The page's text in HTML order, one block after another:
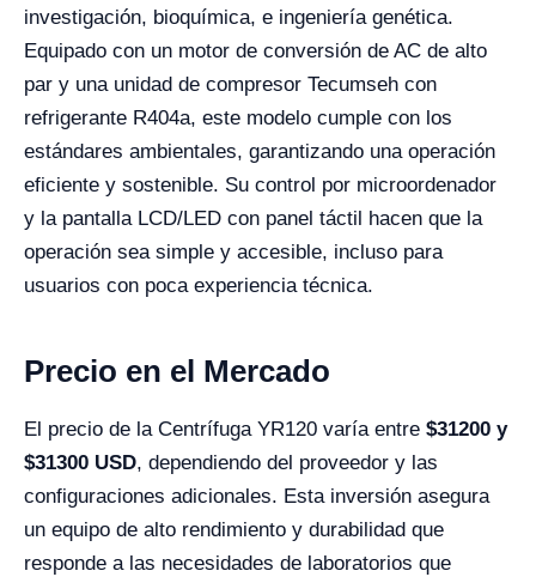
investigación, bioquímica, e ingeniería genética.
Equipado con un motor de conversión de AC de alto
par y una unidad de compresor Tecumseh con
refrigerante R404a, este modelo cumple con los
estándares ambientales, garantizando una operación
eficiente y sostenible. Su control por microordenador
y la pantalla LCD/LED con panel táctil hacen que la
operación sea simple y accesible, incluso para
usuarios con poca experiencia técnica.
Precio en el Mercado
El precio de la Centrífuga YR120 varía entre $31200 y
$31300 USD, dependiendo del proveedor y las
configuraciones adicionales. Esta inversión asegura
un equipo de alto rendimiento y durabilidad que
responde a las necesidades de laboratorios que